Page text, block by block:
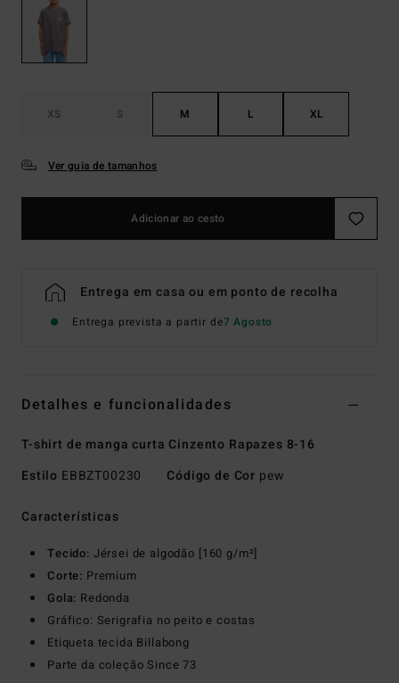
XS S M L XL
Ver guia de tamanhos
Adicionar ao cesto
Entrega em casa ou em ponto de recolha
Entrega prevista a partir de7 Agosto
Detalhes e funcionalidades
T-shirt de manga curta Cinzento Rapazes 8-16
Estilo EBBZT00230 Código de Cor pew
Características
Tecido: Jérsei de algodão [160 g/m²]
Corte: Premium
Gola: Redonda
Gráfico: Serigrafia no peito e costas
Etiqueta tecida Billabong
Parte da coleção Since 73